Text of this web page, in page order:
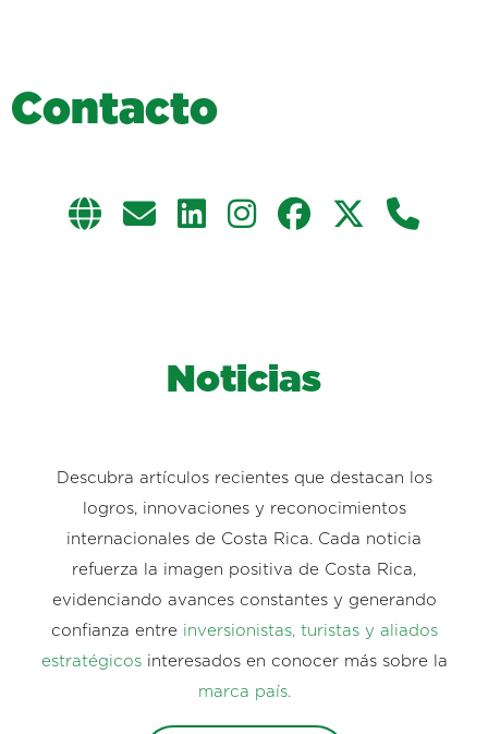
Contacto
Noticias
Descubra artículos recientes que destacan los
logros, innovaciones y reconocimientos
internacionales de Costa Rica. Cada noticia
refuerza la imagen positiva de Costa Rica,
evidenciando avances constantes y generando
confianza entre inversionistas, turistas y aliados
estratégicos interesados en conocer más sobre la
marca país.